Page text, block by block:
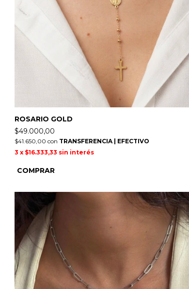
ROSARIO GOLD
$49.000,00
$41.650,00 con TRANSFERENCIA | EFECTIVO
3 x $16.333,33 sin interés